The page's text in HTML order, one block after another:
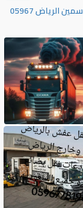
دينا توصيل اثاث الي جمعيه خيريه حي الياسمين الرياض 05967